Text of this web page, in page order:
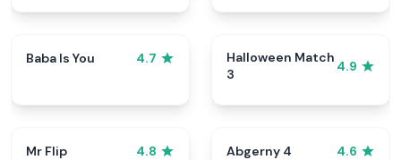
Baba Is You 4.7
Halloween Match
3
4.9
Mr Flip 4.8 Abgerny 4 4.6